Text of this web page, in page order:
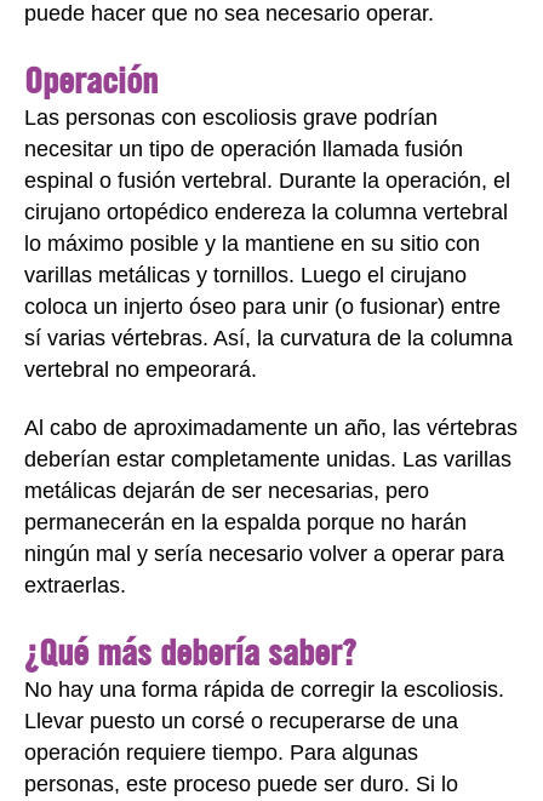
puede hacer que no sea necesario operar.
Operación
Las personas con escoliosis grave podrían
necesitar un tipo de operación llamada fusión
espinal o fusión vertebral. Durante la operación, el
cirujano ortopédico endereza la columna vertebral
lo máximo posible y la mantiene en su sitio con
varillas metálicas y tornillos. Luego el cirujano
coloca un injerto óseo para unir (o fusionar) entre
sí varias vértebras. Así, la curvatura de la columna
vertebral no empeorará.
Al cabo de aproximadamente un año, las vértebras
deberían estar completamente unidas. Las varillas
metálicas dejarán de ser necesarias, pero
permanecerán en la espalda porque no harán
ningún mal y sería necesario volver a operar para
extraerlas.
¿Qué más debería saber?
No hay una forma rápida de corregir la escoliosis.
Llevar puesto un corsé o recuperarse de una
operación requiere tiempo. Para algunas
personas, este proceso puede ser duro. Si lo